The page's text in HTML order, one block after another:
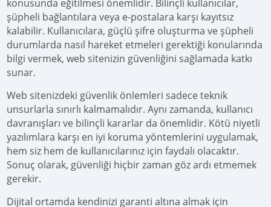
konusunda eğitilmesi önemlidir. Bilinçli kullanıcılar,
şüpheli bağlantılara veya e-postalara karşı kayıtsız
kalabilir. Kullanıcılara, güçlü şifre oluşturma ve şüpheli
durumlarda nasıl hareket etmeleri gerektiği konularında
bilgi vermek, web sitenizin güvenliğini sağlamada katkı
sunar.
Web sitenizdeki güvenlik önlemleri sadece teknik
unsurlarla sınırlı kalmamalıdır. Aynı zamanda, kullanıcı
davranışları ve bilinçli kararlar da önemlidir. Kötü niyetli
yazılımlara karşı en iyi koruma yöntemlerini uygulamak,
hem siz hem de kullanıcılarınız için faydalı olacaktır.
Sonuç olarak, güvenliği hiçbir zaman göz ardı etmemek
gerekir.
Dijital ortamda kendinizi garanti altına almak için